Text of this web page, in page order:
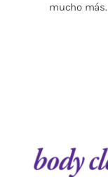
mucho más.